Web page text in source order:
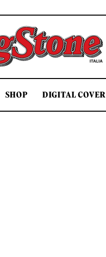
Rolling Stone Italia
SHOP DIGITAL COVER